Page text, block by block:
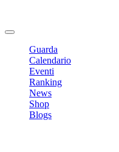
Guarda
Calendario
Eventi
Ranking
News
Shop
Blogs